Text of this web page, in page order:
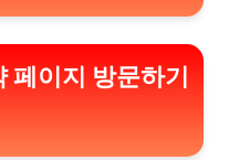
페이지 방문하기